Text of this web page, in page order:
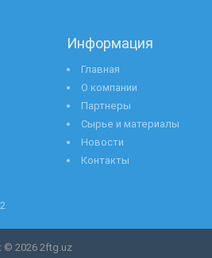
Информация
Главная
О компании
Партнеры
Сырье и материалы
Новости
Контакты
© 2026 2ftg.uz